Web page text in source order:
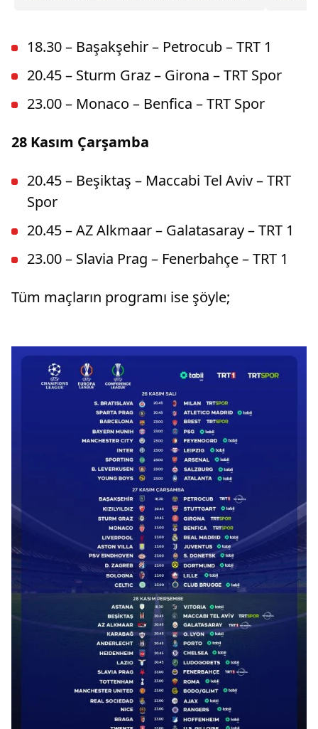
18.30 – Başakşehir – Petrocub – TRT 1
20.45 – Sturm Graz – Girona – TRT Spor
23.00 – Monaco – Benfica – TRT Spor
28 Kasım Çarşamba
20.45 – Beşiktaş – Maccabi Tel Aviv – TRT
Spor
20.45 – AZ Alkmaar – Galatasaray – TRT 1
23.00 – Slavia Prag – Fenerbahçe – TRT 1
Tüm maçların programı ise şöyle;